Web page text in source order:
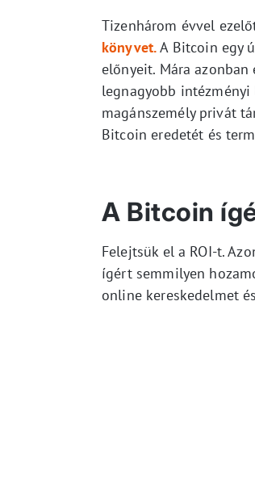
Tizenhárom évvel
könyvet.A Bitcoin egy
előnyeit. Mára
legnagyobb
magánszemély privát
Bitcoin eredetét és
A Bitcoin
Felejtsük el a ROI-t.
ígért semmilyen
online kereskedelmet